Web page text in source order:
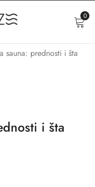
0
sauna: prednosti i šta
i šta